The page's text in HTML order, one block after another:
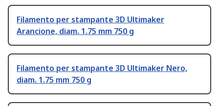
Filamento per stampante 3D Ultimaker
Arancione, diam. 1.75 mm 750 g
Filamento per stampante 3D Ultimaker Nero,
diam. 1.75 mm 750 g